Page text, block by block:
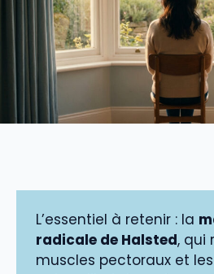
L’essentiel à retenir : la
radicale de Halsted, qui
muscles pectoraux et